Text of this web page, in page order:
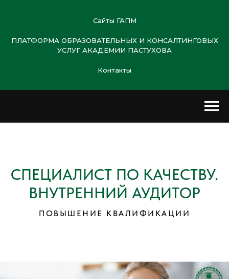
Сайты ГАПМ
ПЛАТФОРМА ОБРАЗОВАТЕЛЬНЫХ И КОНСАЛТИНГОВЫХ
УСЛУГ АКАДЕМИИ ПАСТУХОВА
Контакты
СПЕЦИАЛИСТ ПО КАЧЕСТВУ.
ВНУТРЕННИЙ АУДИТОР
ПОВЫШЕНИЕ КВАЛИФИКАЦИИ